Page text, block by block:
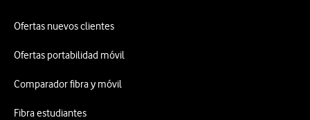
Ofertas nuevos clientes
Ofertas portabilidad móvil
Comparador fibra y móvil
Fibra estudiantes